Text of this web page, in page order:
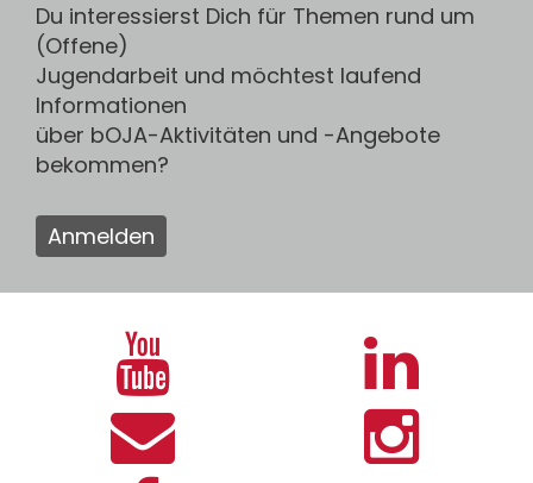
Du interessierst Dich für Themen rund um
(Offene)
Jugendarbeit und möchtest laufend
Informationen
über bOJA-Aktivitäten und -Angebote
bekommen?
Anmelden